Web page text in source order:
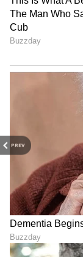
PREV